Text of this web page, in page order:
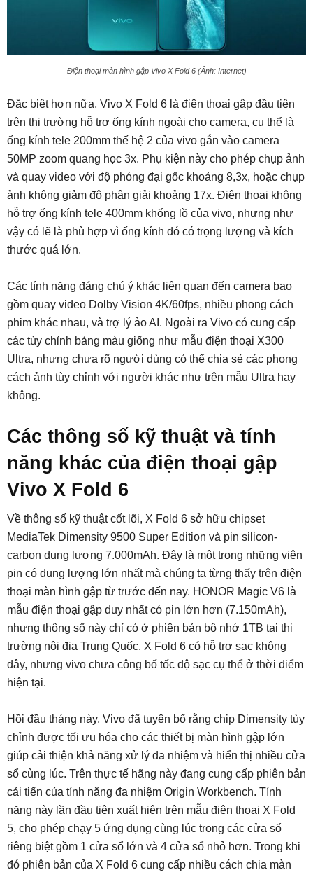
Điện thoại màn hình gập Vivo X Fold 6 (Ảnh: Internet)
Đặc biệt hơn nữa, Vivo X Fold 6 là điện thoại gập đầu tiên
trên thị trường hỗ trợ ống kính ngoài cho camera, cụ thể là
ống kính tele 200mm thế hệ 2 của vivo gắn vào camera
50MP zoom quang học 3x. Phụ kiện này cho phép chụp ảnh
và quay video với độ phóng đại gốc khoảng 8,3x, hoặc chụp
ảnh không giảm độ phân giải khoảng 17x. Điện thoại không
hỗ trợ ống kính tele 400mm khổng lồ của vivo, nhưng như
vậy có lẽ là phù hợp vì ống kính đó có trọng lượng và kích
thước quá lớn.
Các tính năng đáng chú ý khác liên quan đến camera bao
gồm quay video Dolby Vision 4K/60fps, nhiều phong cách
phim khác nhau, và trợ lý ảo AI. Ngoài ra Vivo có cung cấp
các tùy chỉnh bảng màu giống như mẫu điện thoại X300
Ultra, nhưng chưa rõ người dùng có thể chia sẻ các phong
cách ảnh tùy chỉnh với người khác như trên mẫu Ultra hay
không.
Các thông số kỹ thuật và tính
năng khác của điện thoại gập
Vivo X Fold 6
Về thông số kỹ thuật cốt lõi, X Fold 6 sở hữu chipset
MediaTek Dimensity 9500 Super Edition và pin silicon-
carbon dung lượng 7.000mAh. Đây là một trong những viên
pin có dung lượng lớn nhất mà chúng ta từng thấy trên điện
thoại màn hình gập từ trước đến nay. HONOR Magic V6 là
mẫu điện thoại gập duy nhất có pin lớn hơn (7.150mAh),
nhưng thông số này chỉ có ở phiên bản bộ nhớ 1TB tại thị
trường nội địa Trung Quốc. X Fold 6 có hỗ trợ sạc không
dây, nhưng vivo chưa công bố tốc độ sạc cụ thể ở thời điểm
hiện tại.
Hồi đầu tháng này, Vivo đã tuyên bố rằng chip Dimensity tùy
chỉnh được tối ưu hóa cho các thiết bị màn hình gập lớn
giúp cải thiện khả năng xử lý đa nhiệm và hiển thị nhiều cửa
sổ cùng lúc. Trên thực tế hãng này đang cung cấp phiên bản
cải tiến của tính năng đa nhiệm Origin Workbench. Tính
năng này lần đầu tiên xuất hiện trên mẫu điện thoại X Fold
5, cho phép chạy 5 ứng dụng cùng lúc trong các cửa sổ
riêng biệt gồm 1 cửa sổ lớn và 4 cửa sổ nhỏ hơn. Trong khi
đó phiên bản của X Fold 6 cung cấp nhiều cách chia màn